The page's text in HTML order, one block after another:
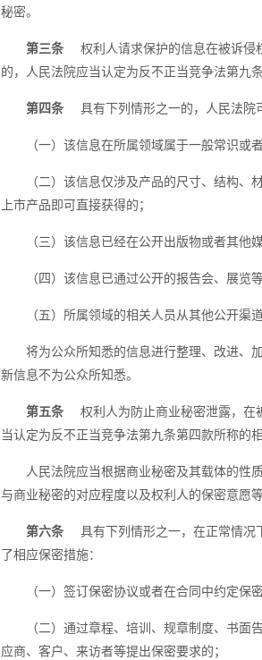
秘密。
第三条
权利人请求保护的信息在被诉
的，人民法院应当认定为反不正当竞争法第九
第四条 具有下列情形之一的，人民法院
（一）该信息在所属领域属于一般常识或
（二）该信息仅涉及产品的尺寸、结构
上市产品即可直接获得的；
（三）该信息已经在公开出版物或者其他
（四）该信息已通过公开的报告会、展览
（五）所属领域的相关人员从其他公开渠
将为公众所知悉的信息进行整理、改进、
新信息不为公众所知悉。
第五条
权利人为防止商业秘密泄露，
当认定为反不正当竞争法第九条第四款所称的
人民法院应当根据商业秘密及其载体的性
与商业秘密的对应程度以及权利人的保密意愿
第六条
具有下列情形之一，在正常情
了相应保密措施：
（一）签订保密协议或者在合同中约定保
（二）通过章程、培训、规章制度、书
应商、客户、来访者等提出保密要求的；